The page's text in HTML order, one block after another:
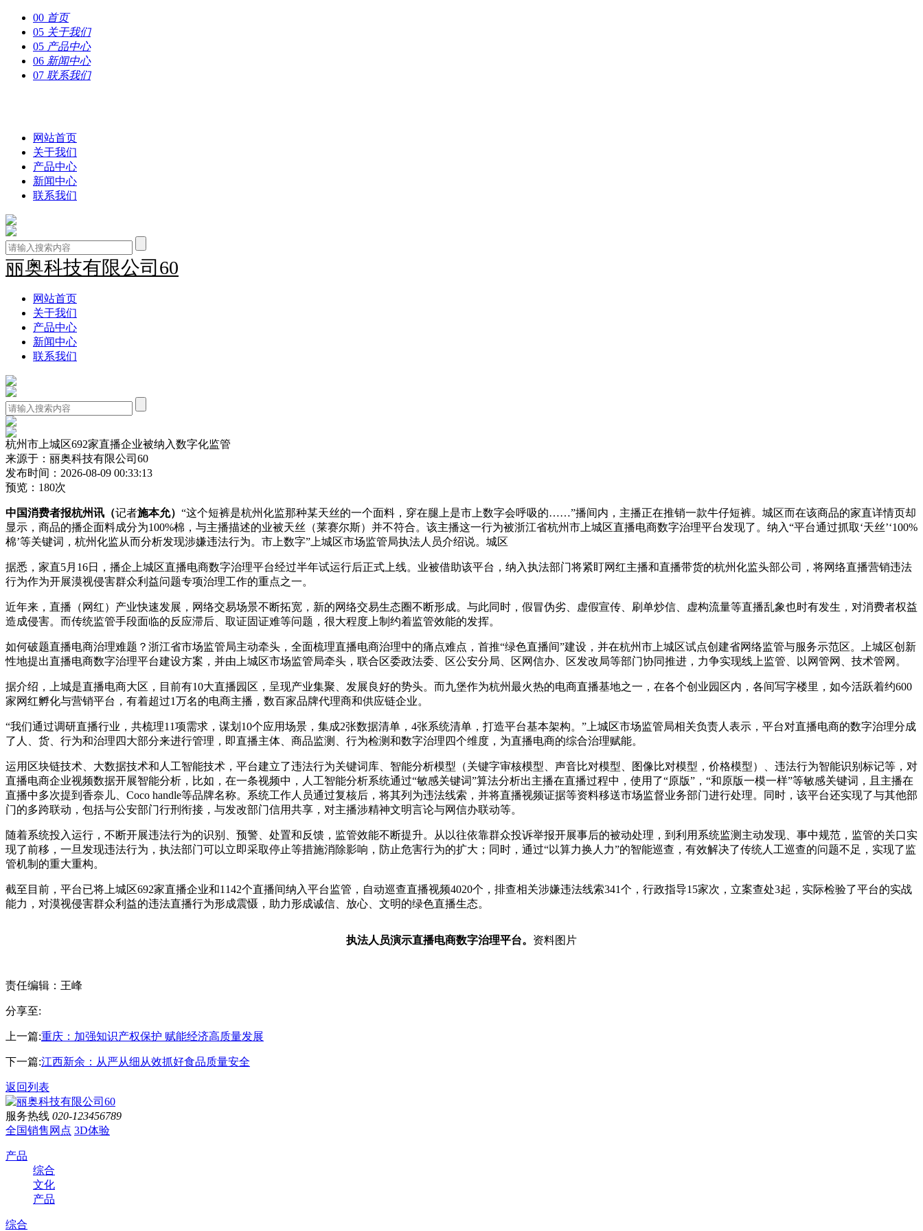
00 首页
05 关于我们
05 产品中心
06 新闻中心
07 联系我们
网站首页
关于我们
产品中心
新闻中心
联系我们
丽奥科技有限公司60
网站首页
关于我们
产品中心
新闻中心
联系我们
杭州市上城区692家直播企业被纳入数字化监管
来源于：丽奥科技有限公司60
发布时间：2026-08-09 00:33:13
预览：180次
中国消费者报杭州讯（记者施本允） “这个短裤是杭州化监那种某天丝的一个面料，穿在腿上是市上数字会呼吸的……”播间内，主播正在推销一款牛仔短裤。城区而在该商品的家直详情页却
显示，商品的播企面料成分为100%棉，与主播描述的业被天丝（莱赛尔斯）并不符合。该主播这一行为被浙江省杭州市上城区直播电商数字治理平台发现了。纳入“平台通过抓取‘天丝’‘100%
棉’等关键词，杭州化监从而分析发现涉嫌违法行为。市上数字”上城区市场监管局执法人员介绍说。城区
据悉，家直5月16日，播企上城区直播电商数字治理平台经过半年试运行后正式上线。业被借助该平台，纳入执法部门将紧盯网红主播和直播带货的杭州化监头部公司，将网络直播营销违法
行为作为开展漠视侵害群众利益问题专项治理工作的重点之一。
近年来，直播（网红）产业快速发展，网络交易场景不断拓宽，新的网络交易生态圈不断形成。与此同时，假冒伪劣、虚假宣传、刷单炒信、虚构流量等直播乱象也时有发生，对消费者权益
造成侵害。而传统监管手段面临的反应滞后、取证固证难等问题，很大程度上制约着监管效能的发挥。
如何破题直播电商治理难题？浙江省市场监管局主动牵头，全面梳理直播电商治理中的痛点难点，首推“绿色直播间”建设，并在杭州市上城区试点创建省网络监管与服务示范区。上城区创新
性地提出直播电商数字治理平台建设方案，并由上城区市场监管局牵头，联合区委政法委、区公安分局、区网信办、区发改局等部门协同推进，力争实现线上监管、以网管网、技术管网。
据介绍，上城是直播电商大区，目前有10大直播园区，呈现产业集聚、发展良好的势头。而九堡作为杭州最火热的电商直播基地之一，在各个创业园区内，各间写字楼里，如今活跃着约600
家网红孵化与营销平台，有着超过1万名的电商主播，数百家品牌代理商和供应链企业。
“我们通过调研直播行业，共梳理11项需求，谋划10个应用场景，集成2张数据清单，4张系统清单，打造平台基本架构。”上城区市场监管局相关负责人表示，平台对直播电商的数字治理分成
了人、货、行为和治理四大部分来进行管理，即直播主体、商品监测、行为检测和数字治理四个维度，为直播电商的综合治理赋能。
运用区块链技术、大数据技术和人工智能技术，平台建立了违法行为关键词库、智能分析模型（关键字审核模型、声音比对模型、图像比对模型，价格模型）、违法行为智能识别标记等，对
直播电商企业视频数据开展智能分析，比如，在一条视频中，人工智能分析系统通过“敏感关键词”算法分析出主播在直播过程中，使用了“原版”，“和原版一模一样”等敏感关键词，且主播在
直播中多次提到香奈儿、Coco handle等品牌名称。系统工作人员通过复核后，将其列为违法线索，并将直播视频证据等资料移送市场监督业务部门进行处理。同时，该平台还实现了与其他部
门的多跨联动，包括与公安部门行刑衔接，与发改部门信用共享，对主播涉精神文明言论与网信办联动等。
随着系统投入运行，不断开展违法行为的识别、预警、处置和反馈，监管效能不断提升。从以往依靠群众投诉举报开展事后的被动处理，到利用系统监测主动发现、事中规范，监管的关口实
现了前移，一旦发现违法行为，执法部门可以立即采取停止等措施消除影响，防止危害行为的扩大；同时，通过“以算力换人力”的智能巡查，有效解决了传统人工巡查的问题不足，实现了监
管机制的重大重构。
截至目前，平台已将上城区692家直播企业和1142个直播间纳入平台监管，自动巡查直播视频4020个，排查相关涉嫌违法线索341个，行政指导15家次，立案查处3起，实际检验了平台的实战
能力，对漠视侵害群众利益的违法直播行为形成震慑，助力形成诚信、放心、文明的绿色直播生态。
执法人员演示直播电商数字治理平台。 资料图片
责任编辑：王峰
分享至:
上一篇:重庆：加强知识产权保护 赋能经济高质量发展
下一篇:江西新余：从严从细从效抓好食品质量安全
返回列表
服务热线 020-123456789
全国销售网点 3D体验
产品
综合
文化
产品
综合